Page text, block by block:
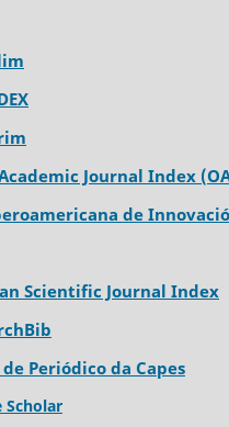
Journal Index
de
Scientific Journal Index
Periódico da Capes
Scholar